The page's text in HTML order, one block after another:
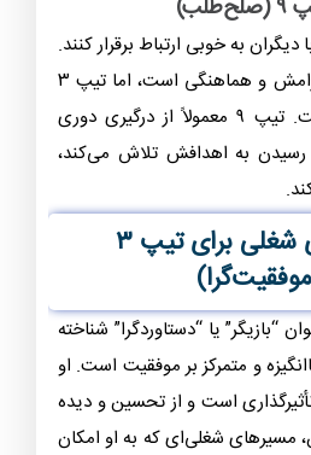
دیگران به خوبی ارتباط برقرار کنند.
تیپ ۹ به دنبال آرامش و هماهنگی است، اما تیپ ۳
به دنبال موفقیت و رقابت. تیپ ۹ معمولاً از درگیری دوری
اما تیپ ۳ برای رسیدن به اهدافش تلاش می‌کند،
بهترین مسیرهای شغلی برای تیپ ۳
موفقیت‌گرا)
عنوان “بازیگر” یا “دستاوردگرا” شناخته
و متمرکز بر موفقیت است. او
است و از تحسین و دیده
مسیرهای شغلی‌ای که به او امکان